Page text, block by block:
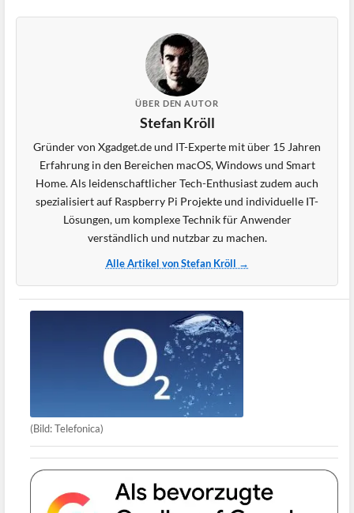
ÜBER DEN AUTOR
Stefan Kröll
Gründer von Xgadget.de und IT-Experte mit über 15 Jahren
Erfahrung in den Bereichen macOS, Windows und Smart
Home. Als leidenschaftlicher Tech-Enthusiast zudem auch
spezialisiert auf Raspberry Pi Projekte und individuelle IT-
Lösungen, um komplexe Technik für Anwender
verständlich und nutzbar zu machen.
Alle Artikel von Stefan Kröll →
(Bild: Telefonica)